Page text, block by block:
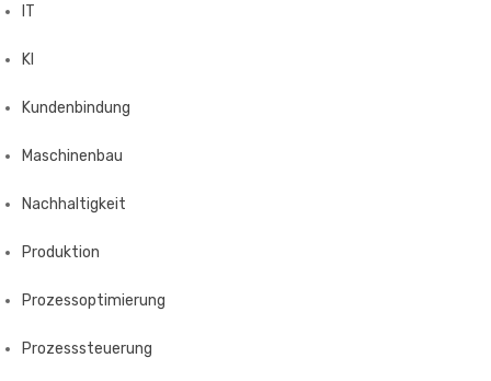
IT
KI
Kundenbindung
Maschinenbau
Nachhaltigkeit
Produktion
Prozessoptimierung
Prozesssteuerung